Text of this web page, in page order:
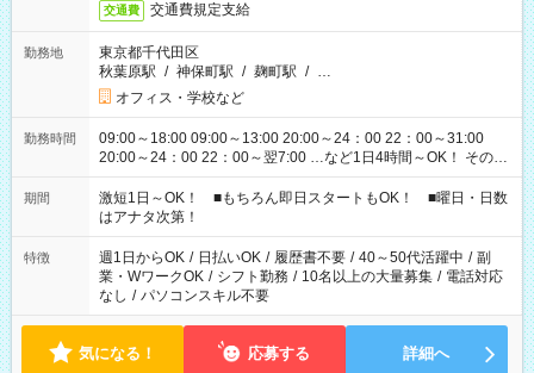
交通費 交通費規定支給
勤務地
東京都千代田区
秋葉原駅 / 神保町駅 / 麹町駅 / …
オフィス・学校など
勤務時間
09:00～18:00 09:00～13:00 20:00～24：00 22：00～31:00
20:00～24：00 22：00～翌7:00 …など1日4時間～OK！ その他
シフトもございます！ お気軽にご相談ください！
期間
激短1日～OK！ ■もちろん即日スタートもOK！ ■曜日・日数
はアナタ次第！
特徴 週1日からOK / 日払いOK / 履歴書不要 / 40～50代活躍中 / 副
業・WワークOK / シフト勤務 / 10名以上の大量募集 / 電話対応
なし / パソコンスキル不要
気になる！ 応募する 詳細へ